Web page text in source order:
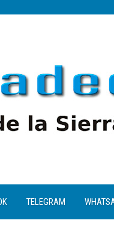
TELEGRAM